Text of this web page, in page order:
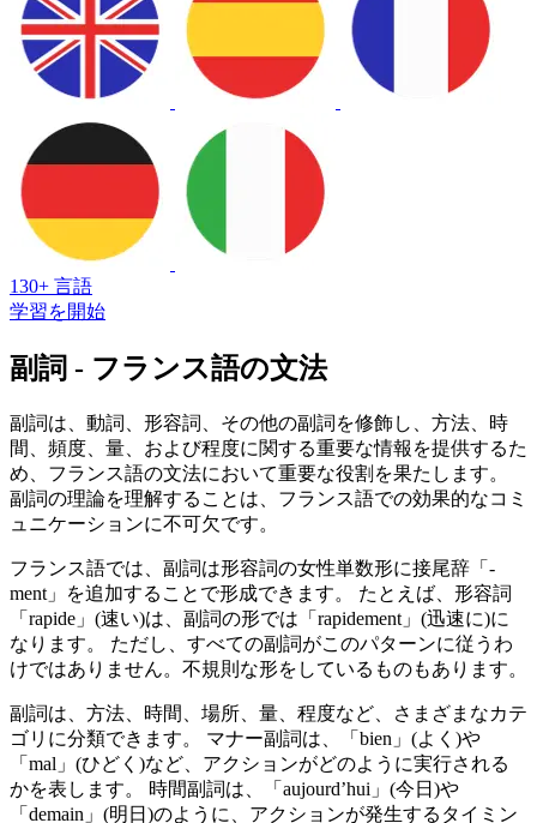
130+ 言語
学習を開始
副詞 - フランス語の文法
副詞は、動詞、形容詞、その他の副詞を修飾し、方法、時
間、頻度、量、および程度に関する重要な情報を提供するた
め、フランス語の文法において重要な役割を果たします。
副詞の理論を理解することは、フランス語での効果的なコミ
ュニケーションに不可欠です。
フランス語では、副詞は形容詞の女性単数形に接尾辞「-
ment」を追加することで形成できます。 たとえば、形容詞
「rapide」(速い)は、副詞の形では「rapidement」(迅速に)に
なります。 ただし、すべての副詞がこのパターンに従うわ
けではありません。不規則な形をしているものもあります。
副詞は、方法、時間、場所、量、程度など、さまざまなカテ
ゴリに分類できます。 マナー副詞は、「bien」(よく)や
「mal」(ひどく)など、アクションがどのように実行される
かを表します。 時間副詞は、「aujourd’hui」(今日)や
「demain」(明日)のように、アクションが発生するタイミン